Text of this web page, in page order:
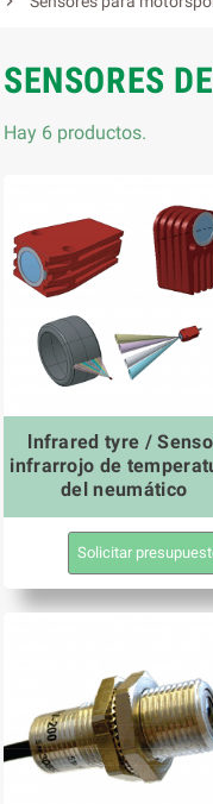
SENSORES
Hay 6 productos.
lnfrared tyre /
infrarrojo de
del neumático
Solicitar